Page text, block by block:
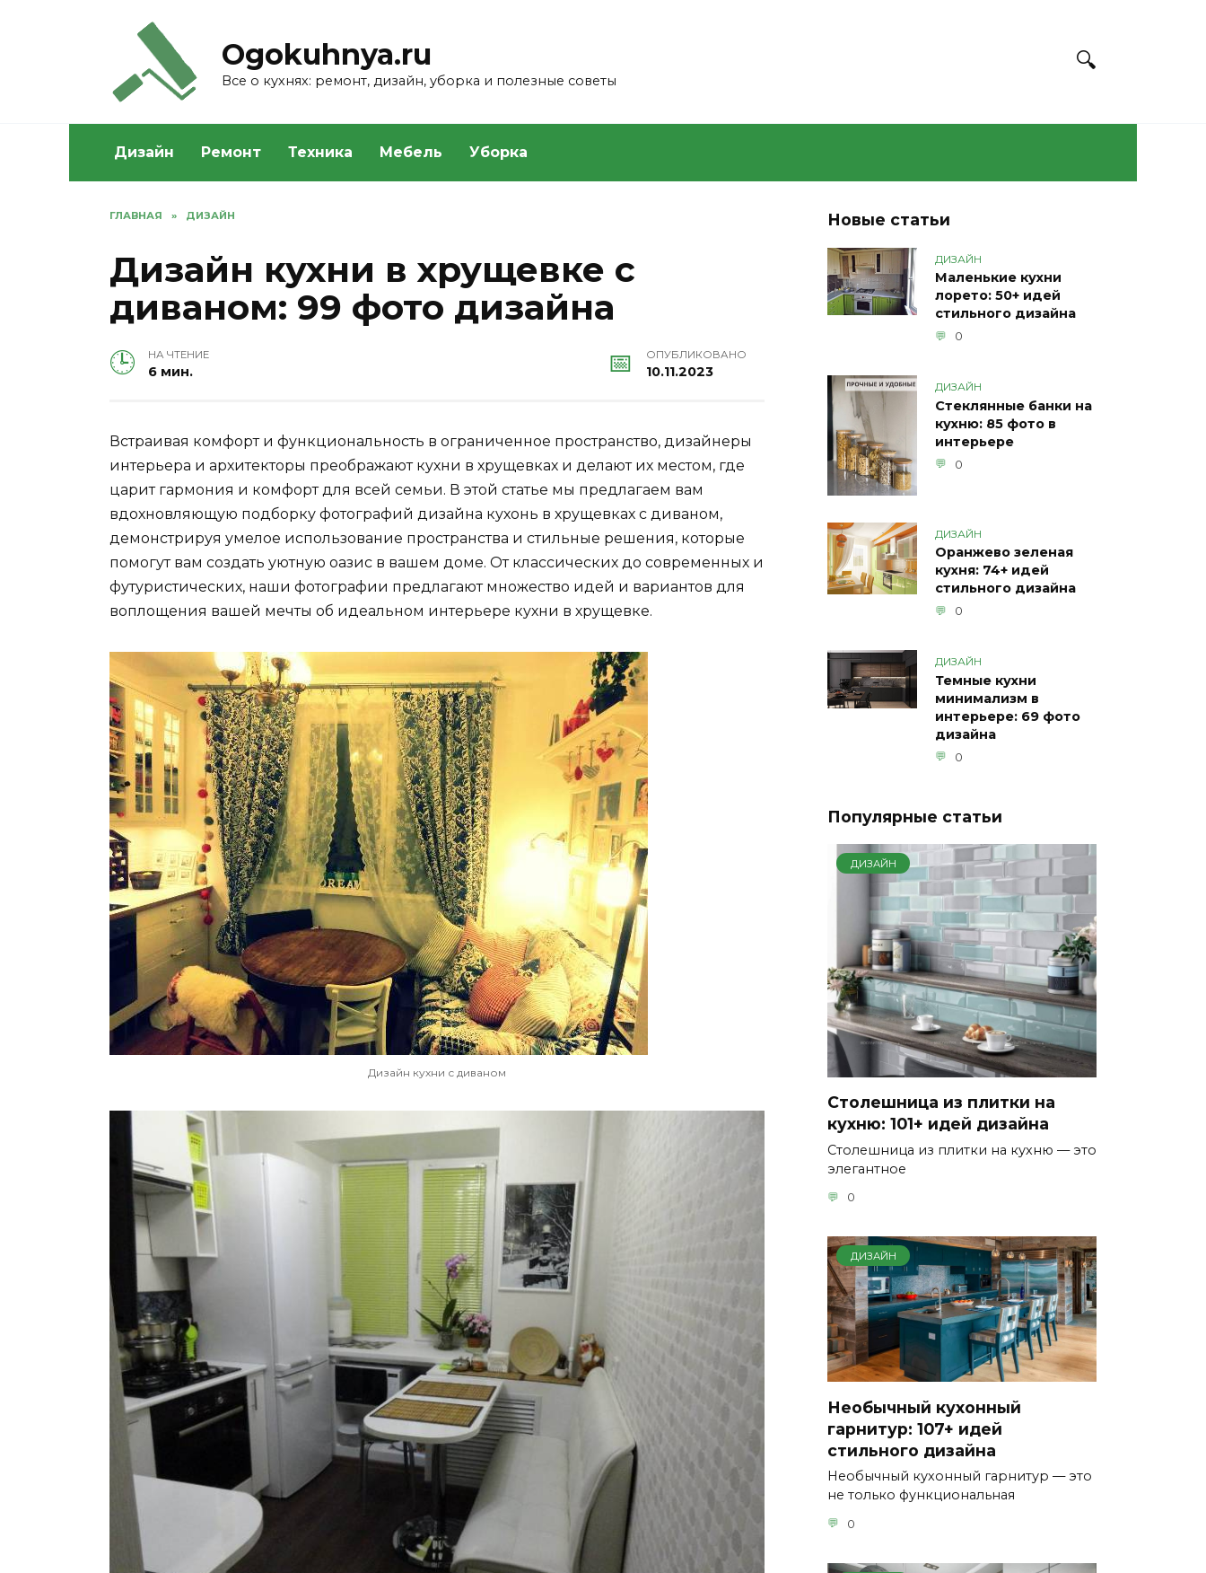
Ogokuhnya.ru
Все о кухнях: ремонт, дизайн, уборка и полезные советы
Дизайн Ремонт Техника Мебель Уборка
ГЛАВНАЯ » ДИЗАЙН
Дизайн кухни в хрущевке с
диваном: 99 фото дизайна
НА ЧТЕНИЕ
6 мин.
ОПУБЛИКОВАНО
10.11.2023
Встраивая комфорт и функциональность в ограниченное пространство, дизайнеры
интерьера и архитекторы преображают кухни в хрущевках и делают их местом, где
царит гармония и комфорт для всей семьи. В этой статье мы предлагаем вам
вдохновляющую подборку фотографий дизайна кухонь в хрущевках с диваном,
демонстрируя умелое использование пространства и стильные решения, которые
помогут вам создать уютную оазис в вашем доме. От классических до современных и
футуристических, наши фотографии предлагают множество идей и вариантов для
воплощения вашей мечты об идеальном интерьере кухни в хрущевке.
Дизайн кухни с диваном
Новые статьи
ДИЗАЙН
Маленькие кухни
лорето: 50+ идей
стильного дизайна
0
ДИЗАЙН
Стеклянные банки на
кухню: 85 фото в
интерьере
0
ДИЗАЙН
Оранжево зеленая
кухня: 74+ идей
стильного дизайна
0
ДИЗАЙН
Темные кухни
минимализм в
интерьере: 69 фото
дизайна
0
Популярные статьи
ДИЗАЙН
Столешница из плитки на
кухню: 101+ идей дизайна
Столешница из плитки на кухню — это
элегантное
0
ДИЗАЙН
Необычный кухонный
гарнитур: 107+ идей
стильного дизайна
Необычный кухонный гарнитур — это
не только функциональная
0